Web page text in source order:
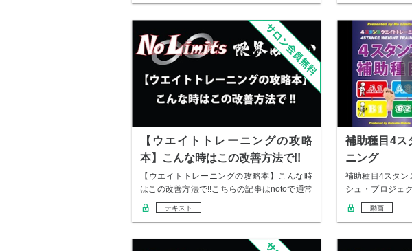
【ウエイトトレーニングの攻略
本】こんな時はこの改善方法で!!
【ウエイトトレーニングの攻略本】こんな時
はこの改善方法で!!こちらの記事はnotoで通常
価…
テキスト
補助種目4ス
ニング
補助種目4スタン
シュ・プロジェ
ッティ…
動画